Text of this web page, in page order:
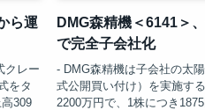
ら運
クレー
をタ
309
DMG森精機＜6141＞
で完全子会社化
- DMG森精機は子会社の太
式公開買い付け）を実施す
2200万円で、1株につき